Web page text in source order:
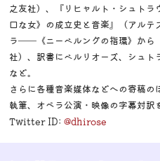
之友社）、『リヒャルト・シュト
口な女》の成立史と音楽』（アルテ
ラ――《ニーベルングの指環》から
社）、訳書にベルリオーズ、シュト
など。
さらに各種音楽媒体などへの寄稿の
執筆、オペラ公演・映像の字幕対訳
Twitter ID: @dhirose